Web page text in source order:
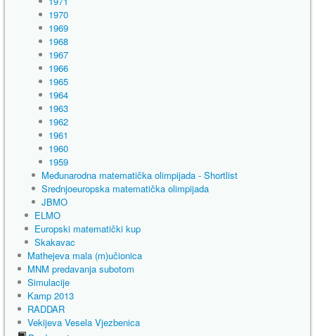
1970
1969
1968
1967
1966
1965
1964
1963
1962
1961
1960
1959
Međunarodna matematička olimpijada - Shortlist
Srednjoeuropska matematička olimpijada
JBMO
ELMO
Europski matematički kup
Skakavac
Mathejeva mala (m)učionica
MNM predavanja subotom
Simulacije
Kamp 2013
RADDAR
Vekijeva Vesela Vjezbenica